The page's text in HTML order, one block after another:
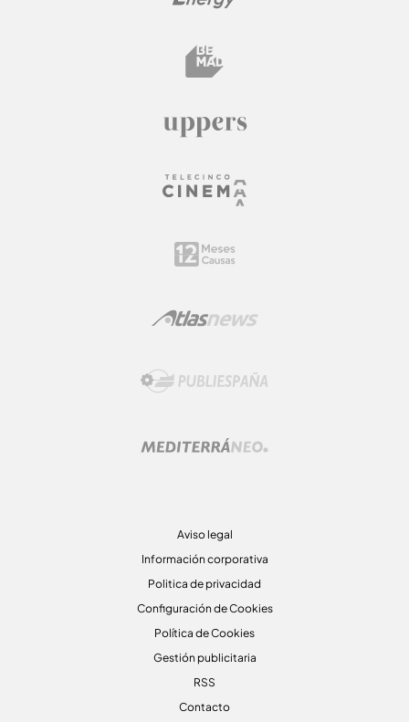
Aviso legal
Información corporativa
Politica de privacidad
Configuración de Cookies
Política de Cookies
Gestión publicitaria
RSS
Contacto